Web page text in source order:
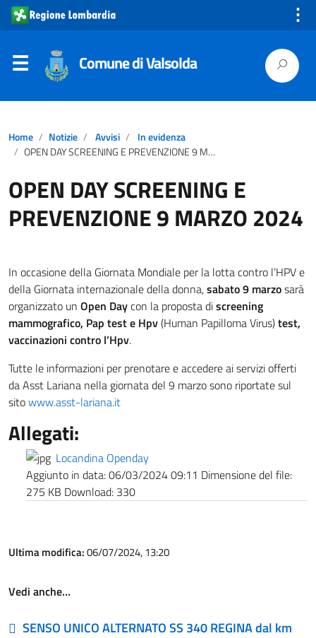
⋮
Comune di Valsolda
Home Notizie Avvisi
In evidenza
OPEN DAY SCREENING E PREVENZIONE 9 MARZO 2024
OPEN DAY SCREENING E
PREVENZIONE 9 MARZO 2024
In occasione della Giornata Mondiale per la lotta contro l’HPV e
della Giornata internazionale della donna,sabato 9 marzosarà
organizzato un Open Daycon la proposta discreening
mammografico, Pap test e Hpv(Human Papilloma Virus)test,
vaccinazioni contro l’Hpv.
Tutte le informazioni per prenotare e accedere ai servizi offerti
da Asst Lariana nella giornata del 9 marzo sono riportate sul
sitowww.asst-lariana.it
Allegati:
Locandina Openday
Aggiunto in data:06/03/2024 09:11 Dimensione del file:
275 KB Download: 330
Ultima modifica:06/07/2024, 13:20
Vedi anche…
SENSO UNICO ALTERNATO SS 340 REGINA dal km